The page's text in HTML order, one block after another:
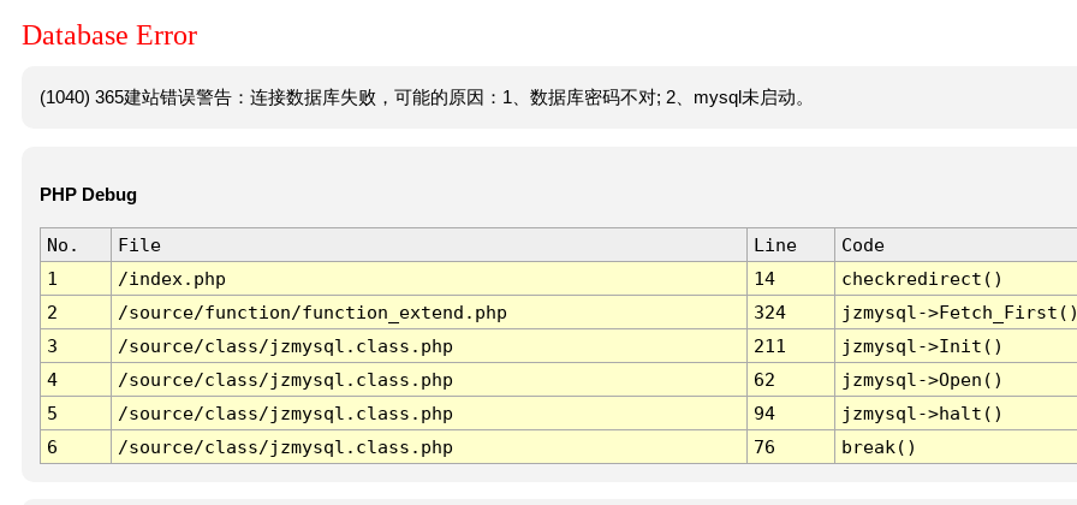
Database Error
(1040) 365建站错误警告：连接数据库失败，可能的原因：1、数据库密码不对; 2、mysql未启动。
PHP Debug
No. File Line
Code
1
/index.php 14
checkredirect()
2
/source/function/function_extend.php 324
jzmysql-
3
/source/class/jzmysql.class.php 211
jzmysql->Init()
4
/source/class/jzmysql.class.php 62
jzmysql->Open()
5
/source/class/jzmysql.class.php 94
jzmysql->halt()
6
/source/class/jzmysql.class.php 76 break()